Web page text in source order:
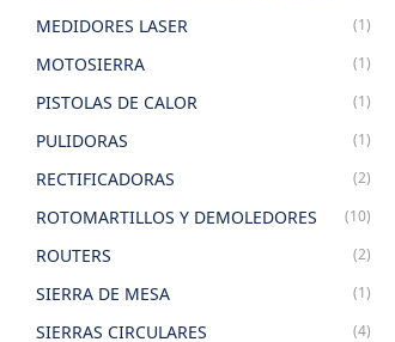
MEDIDORES LASER (1)
MOTOSIERRA (1)
PISTOLAS DE CALOR (1)
PULIDORAS (1)
RECTIFICADORAS (2)
ROTOMARTILLOS Y DEMOLEDORES (10)
ROUTERS (2)
SIERRA DE MESA (1)
SIERRAS CIRCULARES (4)